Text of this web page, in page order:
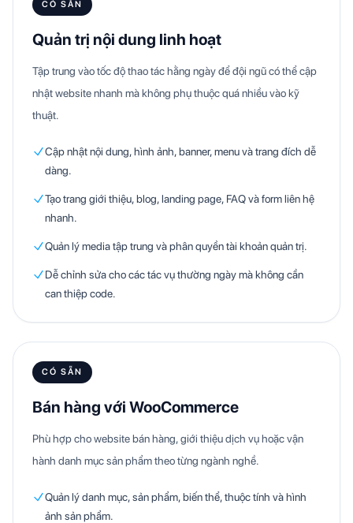
CÓ SẴN
Quản trị nội dung linh hoạt
Tập trung vào tốc độ thao tác hằng ngày để đội ngũ có thể cập
nhật website nhanh mà không phụ thuộc quá nhiều vào kỹ
thuật.
Cập nhật nội dung, hình ảnh, banner, menu và trang đích dễ
dàng.
Tạo trang giới thiệu, blog, landing page, FAQ và form liên hệ
nhanh.
Quản lý media tập trung và phân quyền tài khoản quản trị.
Dễ chỉnh sửa cho các tác vụ thường ngày mà không cần
can thiệp code.
CÓ SẴN
Bán hàng với WooCommerce
Phù hợp cho website bán hàng, giới thiệu dịch vụ hoặc vận
hành danh mục sản phẩm theo từng ngành nghề.
Quản lý danh mục, sản phẩm, biến thể, thuộc tính và hình
ảnh sản phẩm.